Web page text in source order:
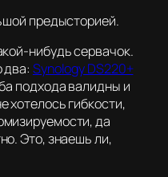
предысторией.
нибудь сервачок.
два: Synology DS220+
подхода валидны и
хотелось гибкости,
да
Это, знаешь ли,